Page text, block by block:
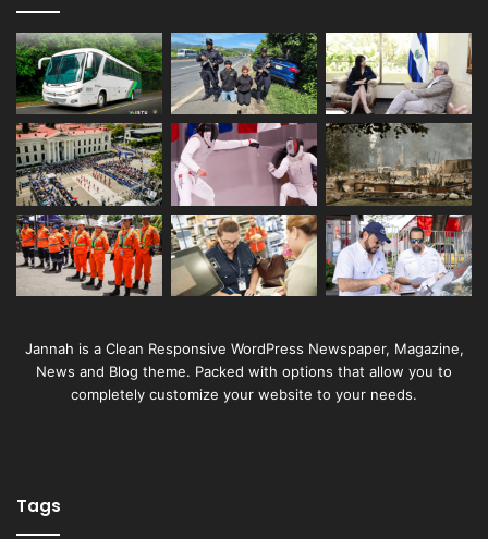
Jannah is a Clean Responsive WordPress Newspaper, Magazine,
News and Blog theme. Packed with options that allow you to
completely customize your website to your needs.
Tags